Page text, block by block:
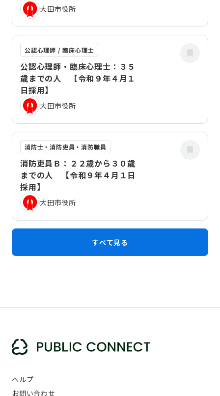
大田市役所
公認心理師 / 臨床心理士
公認心理師・臨床心理士：３５
歳までの人 【令和９年４月１
日採用】
大田市役所
消防士・消防吏員・消防職員
消防吏員Ｂ：２２歳から３０歳
までの人 【令和９年４月１日
採用】
大田市役所
すべて見る
ヘルプ
お問い合わせ